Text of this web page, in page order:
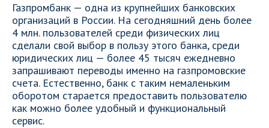
Газпромбанк — одна из крупнейших банковских
организаций в России. На сегодняшний день более
4 млн. пользователей среди физических лиц
сделали свой выбор в пользу этого банка, среди
юридических лиц — более 45 тысяч ежедневно
запрашивают переводы именно на газпромовские
счета. Естественно, банк с таким немаленьким
оборотом старается предоставить пользователю
как можно более удобный и функциональный
сервис.